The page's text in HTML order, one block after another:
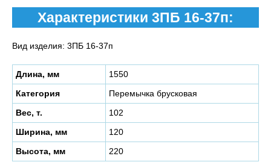
Характеристики 3ПБ 16-37п:
Вид изделия: 3ПБ 16-37п
Длина, мм
1550
Категория
Перемычка брусковая
Вес, т.
102
Ширина, мм
120
Высота, мм
220